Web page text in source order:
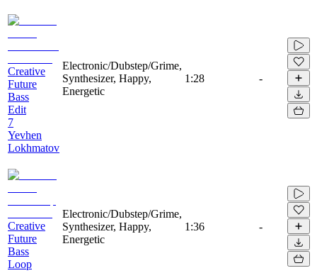
Creative
Future
Bass
Edit
7
Yevhen
Lokhmatov
Electronic/Dubstep/Grime,
Synthesizer, Happy,
Energetic
1:28 -
Creative
Future
Bass
Loop
Electronic/Dubstep/Grime,
Synthesizer, Happy,
Energetic
1:36 -